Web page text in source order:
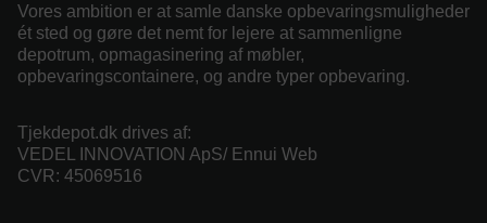
Vores ambition er at samle danske opbevaringsmuligheder
ét sted og gøre det nemt for lejere at sammenligne
depotrum, opmagasinering af møbler,
opbevaringscontainere, og andre typer opbevaring.
Tjekdepot.dk drives af:
VEDEL INNOVATION ApS/ Ennui Web
CVR: 45069516